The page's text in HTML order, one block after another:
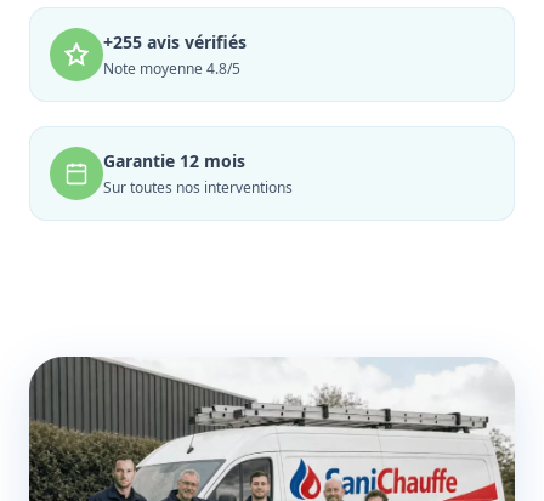
+255 avis vérifiés
Note moyenne 4.8/5
Garantie 12 mois
Sur toutes nos interventions